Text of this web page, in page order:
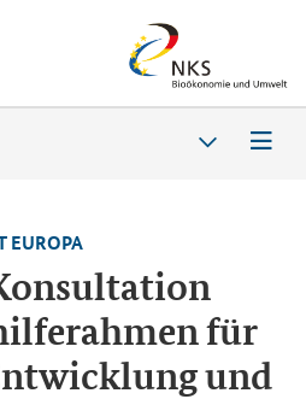
EU­RO­PA
für
und